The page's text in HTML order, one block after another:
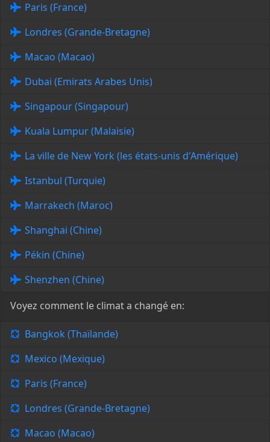
Paris (France)
Londres (Grande-Bretagne)
Macao (Macao)
Dubai (Emirats Arabes Unis)
Singapour (Singapour)
Kuala Lumpur (Malaisie)
La ville de New York (les états-unis d'Amérique)
Istanbul (Turquie)
Marrakech (Maroc)
Shanghai (Chine)
Pékin (Chine)
Shenzhen (Chine)
Voyez comment le climat a changé en:
Bangkok (Thaïlande)
Mexico (Mexique)
Paris (France)
Londres (Grande-Bretagne)
Macao (Macao)